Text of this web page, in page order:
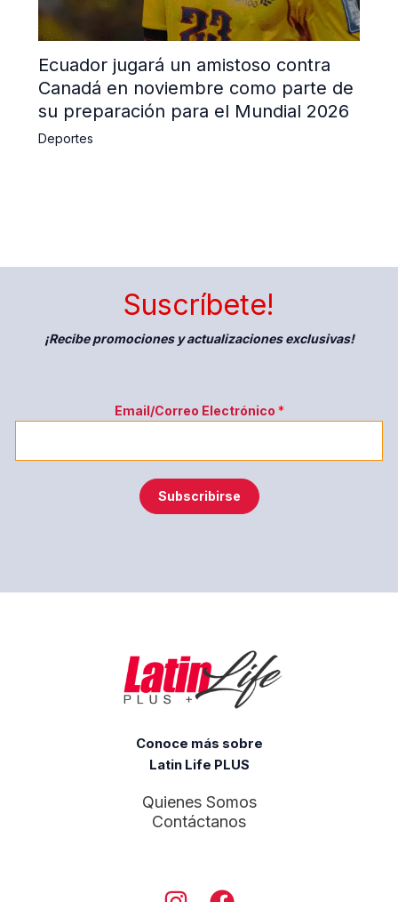
Ecuador jugará un amistoso contra
Canadá en noviembre como parte de
su preparación para el Mundial 2026
Deportes
Suscríbete!
¡Recibe promociones y actualizaciones exclusivas!
Email/Correo Electrónico *
Subscribirse
Conoce más sobre
Latin Life PLUS
Quienes Somos
Contáctanos